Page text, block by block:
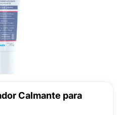
Calmante para